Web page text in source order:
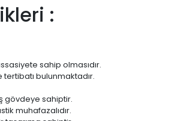
:
sahip olmasıdır.
bulunmaktadır.
gövdeye sahiptir.
muhafazalıdır.